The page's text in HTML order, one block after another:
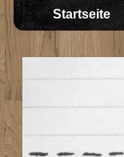
Startseite